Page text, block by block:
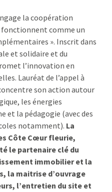
la coopération
fonctionnent comme un
». Inscrit dans
et solidaire et du
l’innovation en
Lauréat de l’appel à
son action autour
les énergies
et la pédagogie (avec des
notamment). La
Côte Cœur fleurie,
le partenaire clé du
immobilier et la
la maitrise d’ouvrage
l’entretien du site et